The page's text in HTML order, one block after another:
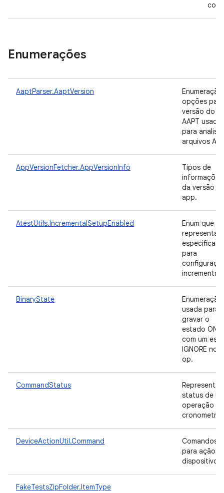
Enumerações
AaptParser.AaptVersion
opções
versão do
AAPT usada
para analisar
arquivos
AppVersionFetcher.AppVersionInfo
Tipos de
informações
da versão
app.
AtestUtils.IncrementalSetupEnabled
Enum que
representa a
para
incremental.
BinaryState
Enumeração
usada para
gravar o
estado ON/
com um
IGNORE no-
op.
CommandStatus
Representa
status de
operação
DeviceActionUtil.Command
Comandos
para ação
dispositivo.
FakeTestsZipFolder.ItemType